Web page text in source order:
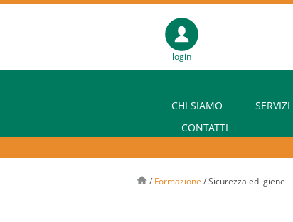
login
CHI SIAMO SERVIZI
CONTATTI
/ Formazione /Sicurezza ed igiene